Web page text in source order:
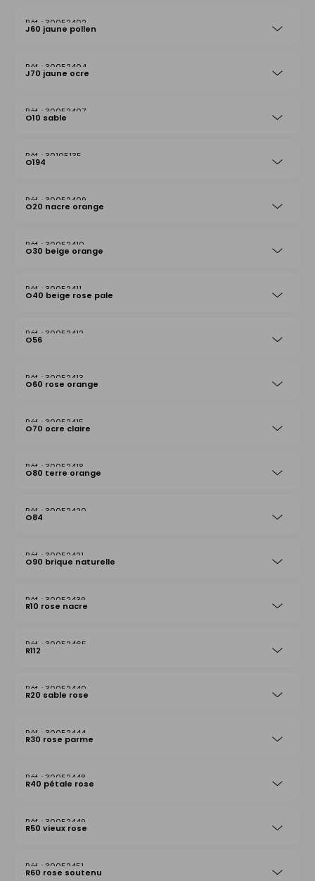
30052402
J60 jaune pollen
30052404
J70 jaune ocre
30052407
O10 sable
30105135
O194
30052409
O20 nacre orange
30052410
O30 beige orange
30052411
O40 beige rose pale
30052412
O56
30052413
O60 rose orange
30052415
O70 ocre claire
30052418
O80 terre orange
30052420
O84
30052421
O90 brique naturelle
30052439
R10 rose nacre
30052465
R112
30052440
R20 sable rose
30052444
R30 rose parme
30052448
R40 pétale rose
30052449
R50 vieux rose
30052451
R60 rose soutenu